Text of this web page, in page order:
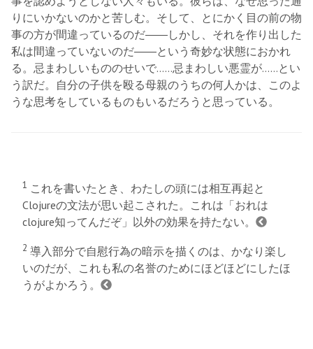
りにいかないのかと苦しむ。そして、とにかく目の前の物
事の方が間違っているのだ――しかし、それを作り出した
私は間違っていないのだ――という奇妙な状態におかれ
る。忌まわしいもののせいで……忌まわしい悪霊が……とい
う訳だ。自分の子供を殴る母親のうちの何人かは、このよ
うな思考をしているものもいるだろうと思っている。
1 これを書いたとき、わたしの頭には相互再起と
Clojureの文法が思い起こされた。これは「おれは
clojure知ってんだぞ」以外の効果を持たない。
2 導入部分で自慰行為の暗示を描くのは、かなり楽し
いのだが、これも私の名誉のためにほどほどにしたほ
うがよかろう。